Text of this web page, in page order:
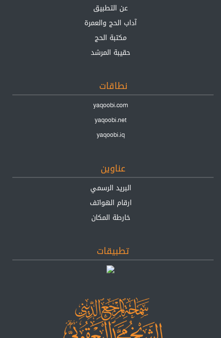
عن التطبيق
آداب الحج والعمرة
مكتبة الحج
حقيبة المرشد
نطاقات
yaqoobi.com
yaqoobi.net
yaqoobi.iq
عناوين
البريد الرسمي
ارقام الهواتف
خارطة المكان
تطبيقات